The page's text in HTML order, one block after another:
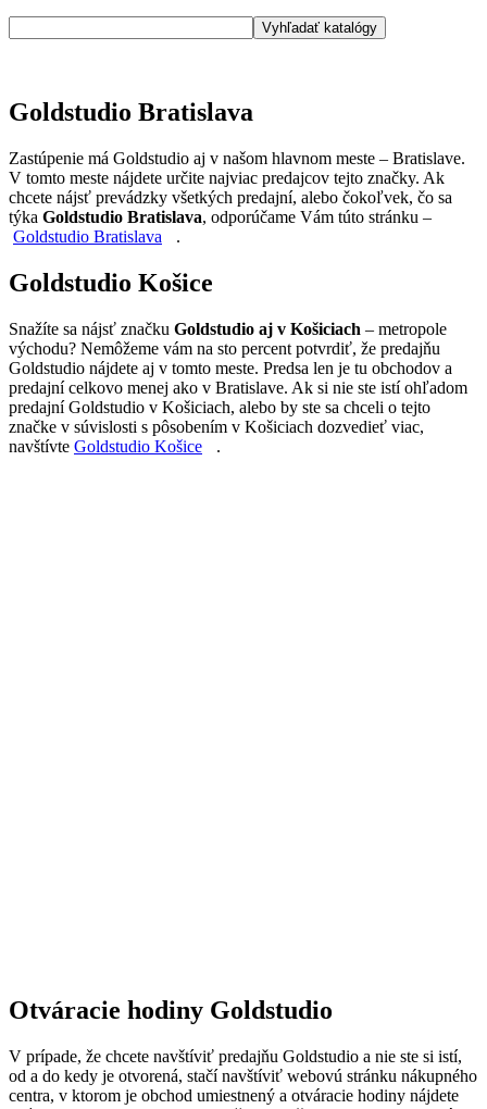
Goldstudio Bratislava
Zastúpenie má Goldstudio aj v našom hlavnom meste – Bratislave.
V tomto meste nájdete určite najviac predajcov tejto značky. Ak
chcete nájsť prevádzky všetkých predajní, alebo čokoľvek, čo sa
týka Goldstudio Bratislava, odporúčame Vám túto stránku –
Goldstudio Bratislava
.
Goldstudio Košice
Snažíte sa nájsť značku Goldstudio aj v Košiciach – metropole
východu? Nemôžeme vám na sto percent potvrdiť, že predajňu
Goldstudio nájdete aj v tomto meste. Predsa len je tu obchodov a
predajní celkovo menej ako v Bratislave. Ak si nie ste istí ohľadom
predajní Goldstudio v Košiciach, alebo by ste sa chceli o tejto
značke v súvislosti s pôsobením v Košiciach dozvedieť viac,
navštívte Goldstudio Košice .
Otváracie hodiny Goldstudio
V prípade, že chcete navštíviť predajňu Goldstudio a nie ste si istí,
od a do kedy je otvorená, stačí navštíviť webovú stránku nákupného
centra, v ktorom je obchod umiestnený a otváracie hodiny nájdete